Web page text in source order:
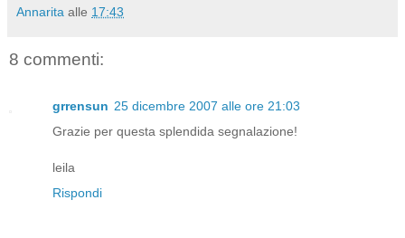
Annarita alle 17:43
8 commenti:
grrensun 25 dicembre 2007 alle ore 21:03
Grazie per questa splendida segnalazione!
leila
Rispondi